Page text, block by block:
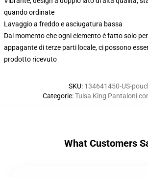
quando ordinate
Lavaggio a freddo e asciugatura bassa
Dal momento che ogni elemento è fatto solo
appagante di terze parti locale, ci possono
prodotto ricevuto
SKU: 134641450-US-
Categorie:Tulsa King Pantaloni
What Customers